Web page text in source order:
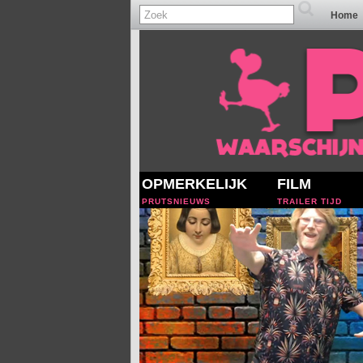
Home
OPMERKELIJK
PRUTSNIEUWS
FILM
TRAILER TIJD